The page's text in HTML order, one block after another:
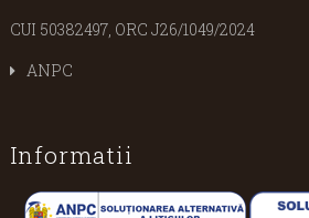
CUI 50382497, ORC J26/1049/2024
ANPC
Informatii